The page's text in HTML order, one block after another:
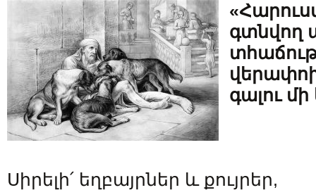
գտնվող
գալու մի
Սիրելի՛ եղբայրներ և քույրեր,